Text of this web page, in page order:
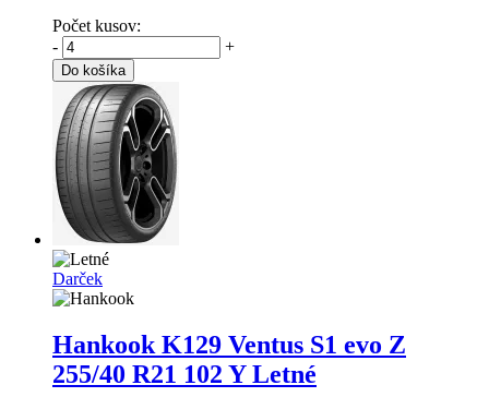
Počet kusov:
-
+
Do košíka
Darček
Hankook K129 Ventus S1 evo Z
255/40 R21 102 Y Letné